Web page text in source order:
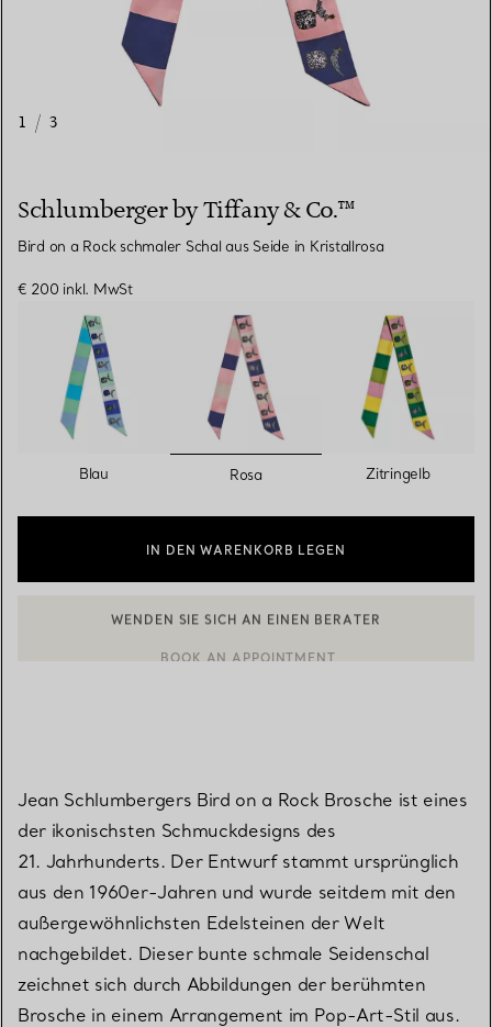
1 / 3
Schlumberger by Tiffany & Co.™
Bird on a Rock schmaler Schal aus Seide in Kristallrosa
€ 200 inkl. MwSt
Blau Rosa Zitringelb
IN DEN WARENKORB LEGEN
Jean Schlumbergers Bird on a Rock Brosche ist eines
der ikonischsten Schmuckdesigns des
21. Jahrhunderts. Der Entwurf stammt ursprünglich
aus den 1960er-Jahren und wurde seitdem mit den
außergewöhnlichsten Edelsteinen der Welt
nachgebildet. Dieser bunte schmale Seidenschal
zeichnet sich durch Abbildungen der berühmten
Brosche in einem Arrangement im Pop-Art-Stil aus.